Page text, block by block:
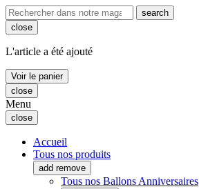
search
close
L'article a été ajouté
Voir le panier
close
Menu
close
Accueil
Tous nos produits
add remove
Tous nos Ballons Anniversaires